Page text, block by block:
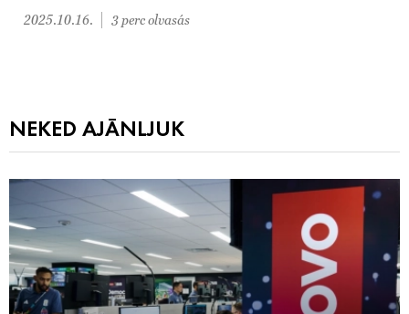
2025.10.16. 3 perc olvasás
NEKED AJÁNLJUK